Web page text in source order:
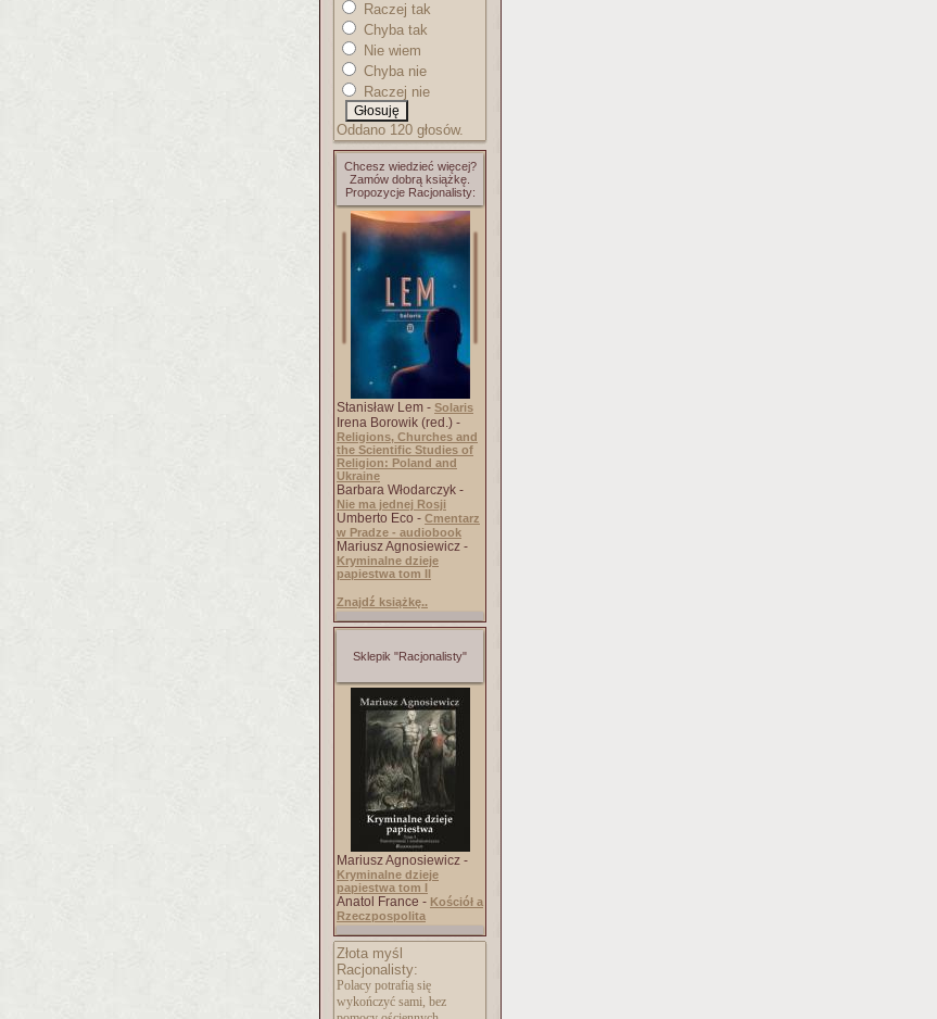
Raczej tak
Chyba tak
Nie wiem
Chyba nie
Raczej nie
Oddano 120 głosów.
Chcesz wiedzieć więcej?
Zamów dobrą książkę.
Propozycje Racjonalisty:
Stanisław Lem - Solaris
Irena Borowik (red.) -
Religions, Churches and
the Scientific Studies of
Religion: Poland and
Ukraine
Barbara Włodarczyk -
Nie ma jednej Rosji
Umberto Eco - Cmentarz
w Pradze - audiobook
Mariusz Agnosiewicz -
Kryminalne dzieje
papiestwa tom II
Znajdź książkę..
Sklepik "Racjonalisty"
Mariusz Agnosiewicz -
Kryminalne dzieje
papiestwa tom I
Anatol France - Kościół a
Rzeczpospolita
Złota myśl
Racjonalisty:
Polacy potrafią się
wykończyć sami, bez